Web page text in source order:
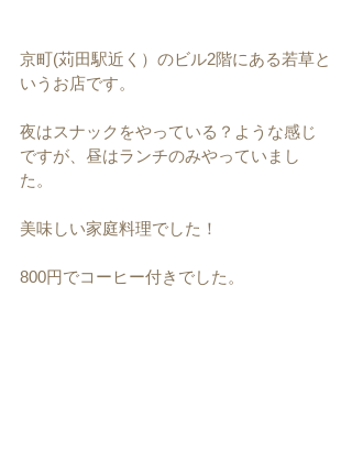
京町(苅田駅近く）のビル2階にある若草と
いうお店です。
夜はスナックをやっている？ような感じ
ですが、昼はランチのみやっていまし
た。
美味しい家庭料理でした！
800円でコーヒー付きでした。